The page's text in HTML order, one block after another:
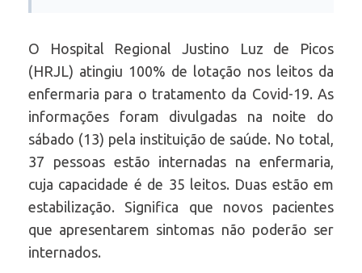
O Hospital Regional Justino Luz de Picos
(HRJL) atingiu 100% de lotação nos leitos da
enfermaria para o tratamento da Covid-19. As
informações foram divulgadas na noite do
sábado (13) pela instituição de saúde. No total,
37 pessoas estão internadas na enfermaria,
cuja capacidade é de 35 leitos. Duas estão em
estabilização. Significa que novos pacientes
que apresentarem sintomas não poderão ser
internados.